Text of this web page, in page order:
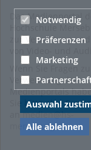
Notwendig
Präferenzen
Marketing
Auswahl
Alle ablehnen
Das Medienportal
Hochschule
zur Verwaltung und
Wenn Sie Fragen zur
Verwendung des
Medienportals
Sie bitte eine
anmedien@hs-
merseburg.de.